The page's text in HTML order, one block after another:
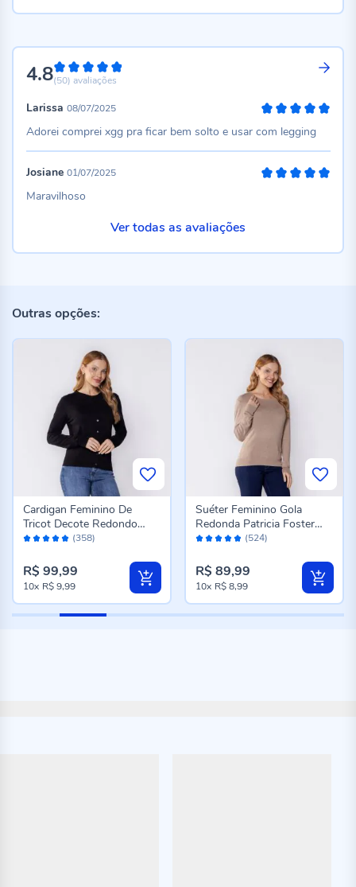
4.896%
(50) avaliações
Larissa 08/07/2025
Adorei comprei xgg pra ficar bem solto e usar com legging
Josiane 01/07/2025
Maravilhoso
Ver todas as avaliações
Outras opções:
Avaliação: (358)
Cardigan Feminino De
Tricot Decote Redondo
Patricia Foster Preto
R$ 99,99
10x R$ 9,99
Avaliação: (524)
Suéter Feminino Gola
Redonda Patricia Foster
Bege Melange
R$ 89,99
10x R$ 8,99